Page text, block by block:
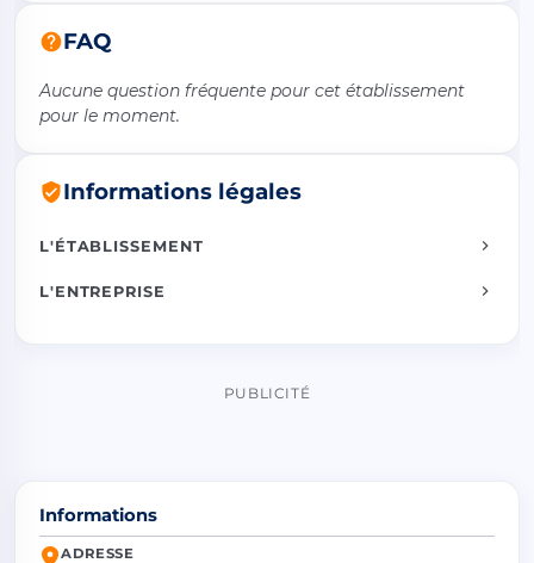
FAQ
Aucune question fréquente pour cet établissement
pour le moment.
Informations légales
L'ÉTABLISSEMENT
L'ENTREPRISE
PUBLICITÉ
Informations
ADRESSE